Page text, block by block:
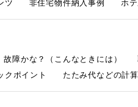
ツ 非住宅物件納入事例 ホ
故障かな？（こんなときには）
クポイント たたみ代などの計算